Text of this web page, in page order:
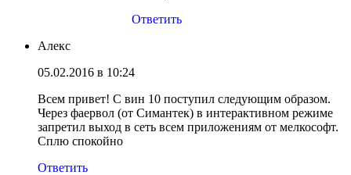
Ответить
Алекс
05.02.2016 в 10:24
Всем привет! С вин 10 поступил следующим образом.
Через фаервол (от Симантек) в интерактивном режиме
запретил выход в сеть всем приложениям от мелкософт.
Сплю спокойно
Ответить